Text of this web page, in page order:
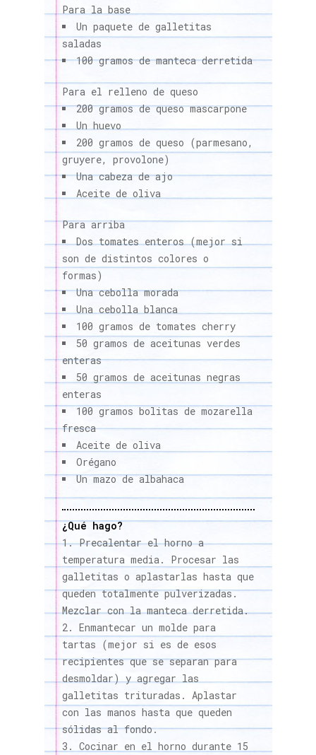
Para la base
Un paquete de galletitas
saladas
100 gramos de manteca derretida
Para el relleno de queso
200 gramos de queso mascarpone
Un huevo
200 gramos de queso (parmesano,
gruyere, provolone)
Una cabeza de ajo
Aceite de oliva
Para arriba
Dos tomates enteros (mejor si
son de distintos colores o
formas)
Una cebolla morada
Una cebolla blanca
100 gramos de tomates cherry
50 gramos de aceitunas verdes
enteras
50 gramos de aceitunas negras
enteras
100 gramos bolitas de mozarella
fresca
Aceite de oliva
Orégano
Un mazo de albahaca
¿Qué hago?
Precalentar el horno a
temperatura media. Procesar las
galletitas o aplastarlas hasta que
queden totalmente pulverizadas.
Mezclar con la manteca derretida.
Enmantecar un molde para
tartas (mejor si es de esos
recipientes que se separan para
desmoldar) y agregar las
galletitas trituradas. Aplastar
con las manos hasta que queden
sólidas al fondo.
Cocinar en el horno durante 15